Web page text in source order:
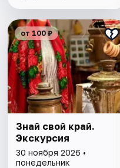
от 100 ₽
Знай свой край.
Экскурсия
30 ноября 2026 •
понедельник